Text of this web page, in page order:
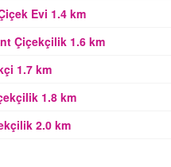
Evi 1.4 km
Çiçekçilik 1.6 km
1.7 km
1.8 km
2.0 km